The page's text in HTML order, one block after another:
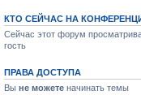
КТО СЕЙЧАС НА
Сейчас этот форум
гость
ПРАВА ДОСТУПА
Вы не можете начинать темы